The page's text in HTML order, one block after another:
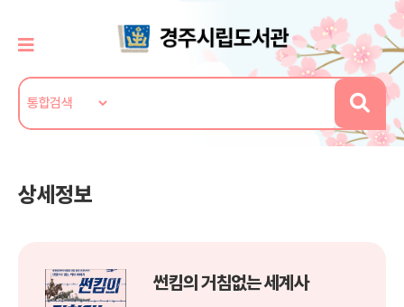
상세정보
썬킴의 거침없는 세계사